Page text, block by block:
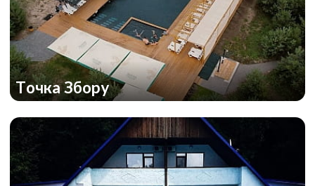
Точка Збору